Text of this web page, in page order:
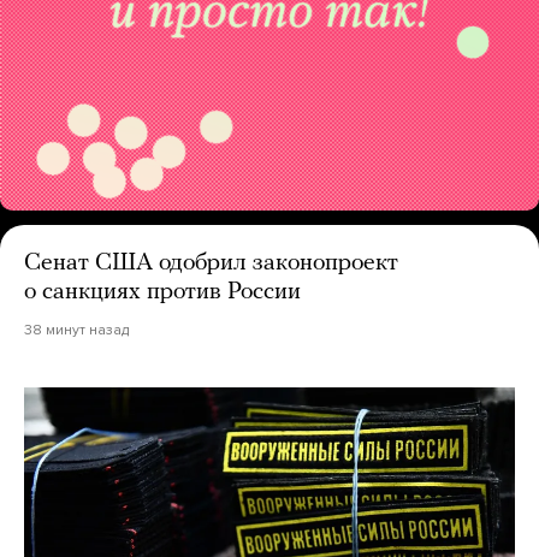
Сенат США одобрил законопроект
о санкциях против России
38 минут назад